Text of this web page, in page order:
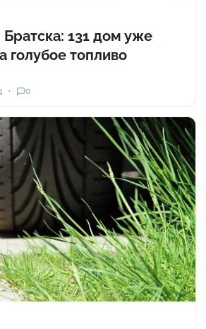
Братска: 131 дом уже
голубое топливо
0